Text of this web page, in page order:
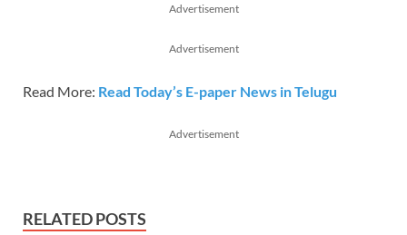
Advertisement
Advertisement
Read More: Read Today’s E-paper News in Telugu
Advertisement
RELATED POSTS